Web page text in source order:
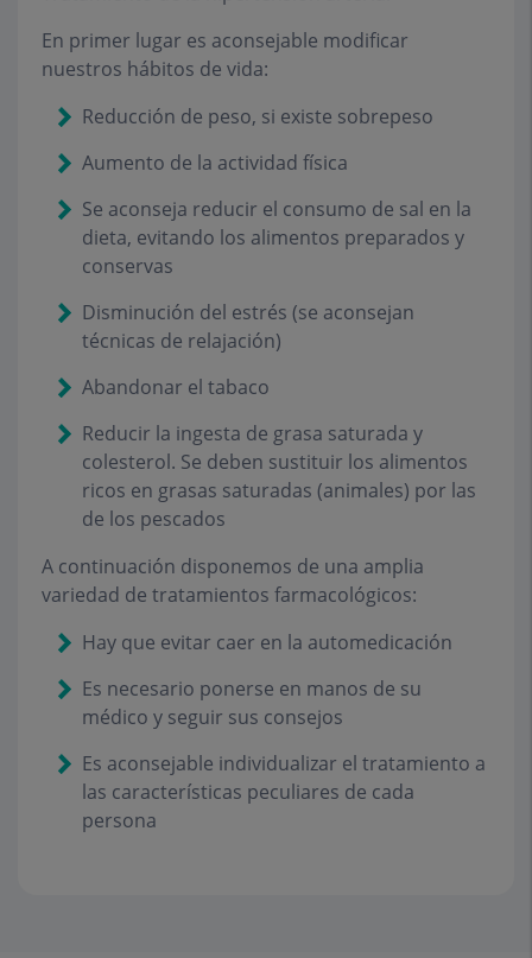
En primer lugar es aconsejable modificar
nuestros hábitos de vida:
Reducción de peso, si existe sobrepeso
Aumento de la actividad física
Se aconseja reducir el consumo de sal en la
dieta, evitando los alimentos preparados y
conservas
Disminución del estrés (se aconsejan
técnicas de relajación)
Abandonar el tabaco
Reducir la ingesta de grasa saturada y
colesterol. Se deben sustituir los alimentos
ricos en grasas saturadas (animales) por las
de los pescados
A continuación disponemos de una amplia
variedad de tratamientos farmacológicos:
Hay que evitar caer en la automedicación
Es necesario ponerse en manos de su
médico y seguir sus consejos
Es aconsejable individualizar el tratamiento a
las características peculiares de cada
persona